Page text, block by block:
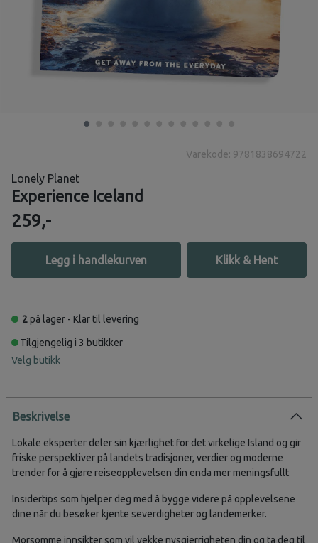
Varekode: 9781838694722
Lonely Planet
Experience Iceland
259,-
Legg i handlekurven Klikk & Hent
2på lager - Klar til levering
Tilgjengelig i 3 butikker
Velg butikk
Beskrivelse
Lokale eksperter deler sin kjærlighet for det virkelige Island og gir
friske perspektiver på landets tradisjoner, verdier og moderne
trender for å gjøre reiseopplevelsen din enda mer meningsfullt
Insidertips som hjelper deg med å bygge videre på opplevelsene
dine når du besøker kjente severdigheter og landemerker.
Morsomme innsikter som vil vekke nysgjerrigheten din og ta deg til